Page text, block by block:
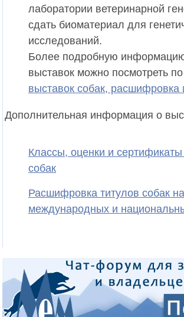
лаборатории ветеринарной
сдать биоматериал для
исследований.
Более подробную
выставок можно посмотреть
выставок собак, расшифровка
Дополнительная информация о
Классы, оценки и
собак
Расшифровка титулов собак на
международных и